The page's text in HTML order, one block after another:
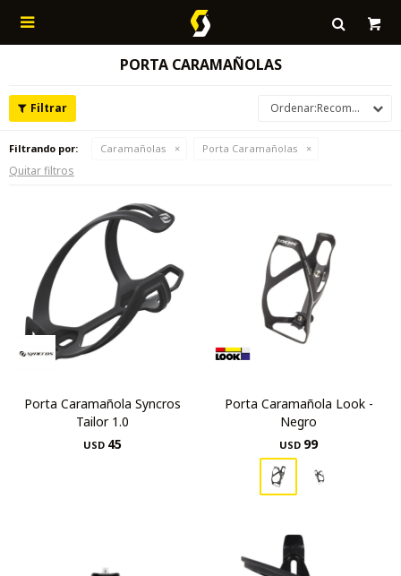

PORTA CARAMAÑOLAS
Recomendados
Filtrando por: Caramañolas Porta Caramañolas
Quitar filtros
Porta Caramañola Syncros
Tailor 1.0
USD 45
Porta Caramañola Look -
Negro
USD 99